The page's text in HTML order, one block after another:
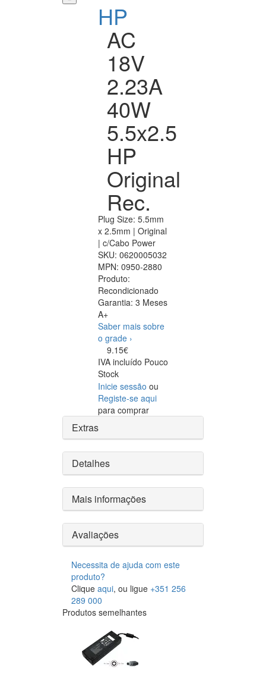
HP
AC
18V
2.23A
40W
5.5x2.5
HP
Original
Rec.
Plug Size: 5.5mm
x 2.5mm | Original
| c/Cabo Power
SKU: 0620005032
MPN: 0950-2880
Produto:
Recondicionado
Garantia: 3 Meses
A+
Saber mais sobre
o grade ›
9.15€
IVA incluído Pouco
Stock
Inicie sessão ou
Registe-se aqui
para comprar
Extras
Detalhes
Mais informações
Avaliações
Necessita de ajuda com este
produto?
Clique aqui, ou ligue +351 256
289 000
Produtos semelhantes